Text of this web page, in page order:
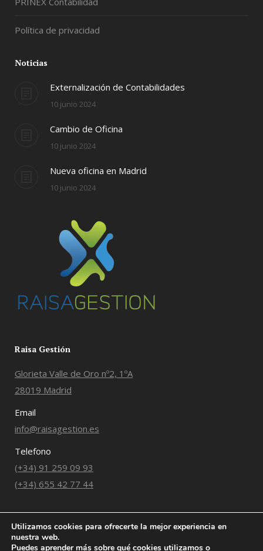
Política de privacidad
Noticias
Externalización de Contabilidades
10 junio 2024
Cambio de Oficina
10 junio 2024
Nueva oficina en Madrid
10 junio 2024
Raisa Gestión
Glorieta Valle de Oro nº2, 1ºA
28019 Madrid
Email
info@raisagestion.es
Telefono
(+34) 91 259 09 93
(+34) 655 42 77 44
Utilizamos cookies para ofrecerte la mejor experiencia en
nuestra web.
Puedes aprender más sobre qué cookies utilizamos o